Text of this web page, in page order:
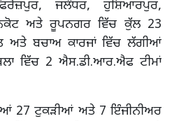
ਜਲੰਧਰ, ਹੁਸ਼ਿਆਰਪੁਰ,
ਅਤੇ ਰੂਪਨਗਰ ਵਿੱਚ ਕੁੱਲ 23
ਅਤੇ ਬਚਾਅ ਕਾਰਜਾਂ ਵਿੱਚ ਲੱਗੀਆਂ
ਵਿੱਚ 2 ਐਸ.ਡੀ.ਆਰ.ਐਫ ਟੀਮਾਂ
27 ਟੁਕੜੀਆਂ ਅਤੇ 7 ਇੰਜੀਨੀਅਰ